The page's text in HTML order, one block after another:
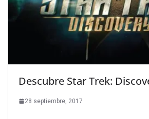
Descubre Star Trek:
28 septiembre, 2017